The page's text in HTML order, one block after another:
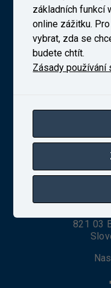
821 03
základních funkcí
online zážitku.
vybrat, zda se
budete chtít.
Zásady používání